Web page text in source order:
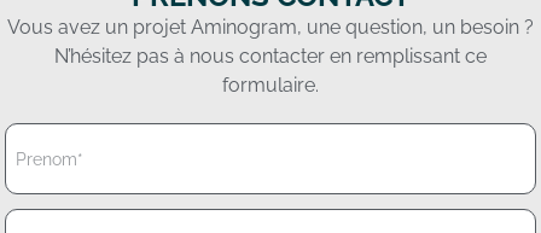
Vous avez un projet Aminogram, une question, un besoin ?
N’hésitez pas à nous contacter en remplissant ce
formulaire.